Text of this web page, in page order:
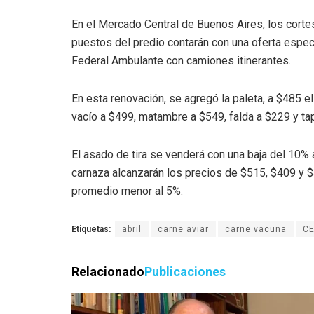
En el Mercado Central de Buenos Aires, los
puestos del predio contarán con una oferta
Federal Ambulante con camiones itinerantes.
En esta renovación, se agregó la paleta, a $485
vacío a $499, matambre a $549, falda a $229 y
El asado de tira se venderá con una baja del
carnaza alcanzarán los precios de $515, $409 y
promedio menor al 5%.
Etiquetas: abril carne aviar carne vacuna
RelacionadoPublicaciones